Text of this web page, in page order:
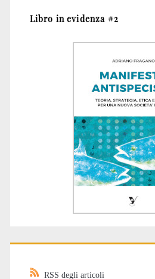
Libro in evidenza #2
RSS degli articoli